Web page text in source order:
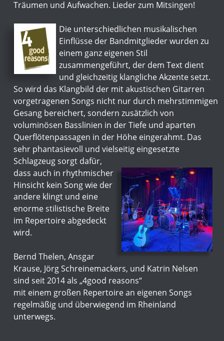
Träumen und Aufwachen. Lieder zum Mitsingen!
Die unterschiedlichen musikalischen
Einflüsse der Bandmitglieder wurden zu
einem ganz eigenen Stil
zusammengeführt, der dem Text dient
und gleichzeitig klangliche Akzente setzt.
So wird das Klangbild der mit akustischen Gitarren
vorgetragenen Songs nicht nur durch mehrstimmigen
Gesang bereichert, sondern zusätzlich von
voluminösen Basslinien in der Tiefe und aparten
Querflötenpassagen in der Höhe eingerahmt. Das
sehr phantasievoll und vielseitig eingesetzte
Schlagzeug sorgt dafür,
dass auch in rhythmischer
Hinsicht kein Song wie der
andere klingt und eine
enorme stilistische Breite
im Repertoire abgedeckt
wird.
Bernd Thelen, Ansgar
Krause, Jörg Schreinemackers, und Katrin Nelsen
sind seit 2014 als „4good reasons“
mit einem großen Repertoire an eigenen Songs
regelmäßig und überwiegend im Rheinland
unterwegs.